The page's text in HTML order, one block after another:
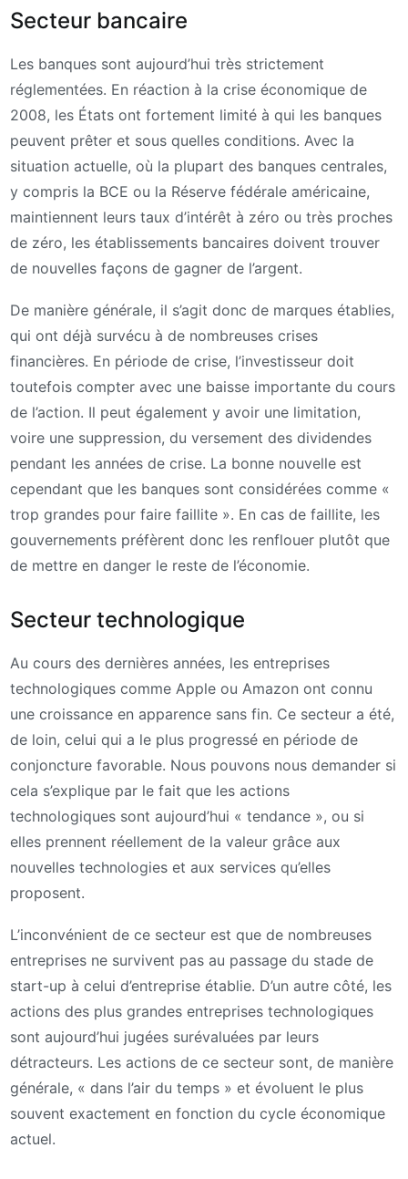
Secteur bancaire
Les banques sont aujourd’hui très strictement
réglementées. En réaction à la crise économique de
2008, les États ont fortement limité à qui les banques
peuvent prêter et sous quelles conditions. Avec la
situation actuelle, où la plupart des banques centrales,
y compris la BCE ou la Réserve fédérale américaine,
maintiennent leurs taux d’intérêt à zéro ou très proches
de zéro, les établissements bancaires doivent trouver
de nouvelles façons de gagner de l’argent.
De manière générale, il s’agit donc de marques établies,
qui ont déjà survécu à de nombreuses crises
financières. En période de crise, l’investisseur doit
toutefois compter avec une baisse importante du cours
de l’action. Il peut également y avoir une limitation,
voire une suppression, du versement des dividendes
pendant les années de crise. La bonne nouvelle est
cependant que les banques sont considérées comme «
trop grandes pour faire faillite ». En cas de faillite, les
gouvernements préfèrent donc les renflouer plutôt que
de mettre en danger le reste de l’économie.
Secteur technologique
Au cours des dernières années, les entreprises
technologiques comme Apple ou Amazon ont connu
une croissance en apparence sans fin. Ce secteur a été,
de loin, celui qui a le plus progressé en période de
conjoncture favorable. Nous pouvons nous demander si
cela s’explique par le fait que les actions
technologiques sont aujourd’hui « tendance », ou si
elles prennent réellement de la valeur grâce aux
nouvelles technologies et aux services qu’elles
proposent.
L’inconvénient de ce secteur est que de nombreuses
entreprises ne survivent pas au passage du stade de
start-up à celui d’entreprise établie. D’un autre côté, les
actions des plus grandes entreprises technologiques
sont aujourd’hui jugées surévaluées par leurs
détracteurs. Les actions de ce secteur sont, de manière
générale, « dans l’air du temps » et évoluent le plus
souvent exactement en fonction du cycle économique
actuel.